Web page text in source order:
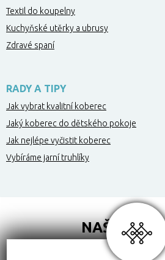
Textil do koupelny
Kuchyňské utěrky a ubrusy
Zdravé spaní
RADY A TIPY
Jak vybrat kvalitní koberec
Jaký koberec do dětského pokoje
Jak nejlépe vyčistit koberec
Vybíráme jarní truhlíky
NAŠI